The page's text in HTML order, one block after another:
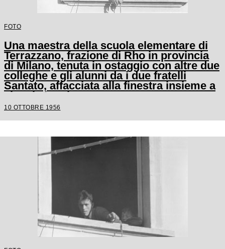
FOTO
Una maestra della scuola elementare di
Terrazzano, frazione di Rho in provincia
di Milano, tenuta in ostaggio con altre due
colleghe e gli alunni da i due fratelli
Santato, affacciata alla finestra insieme a
alcuni alunni
10 OTTOBRE 1956